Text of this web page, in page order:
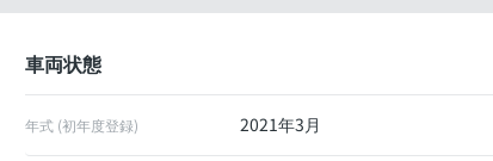
車両状態
年式 (初年度登録) 2021年3月